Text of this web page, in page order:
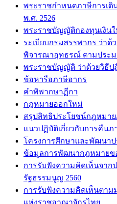
พระราชกำหนดภาษีการเ
พ.ศ. 2526
พระราชบัญญัติกองทุนเงินใ
ระเบียบกรมสรรพากร ว่า
พิจารณาอุทธรณ์ ตามประม
พระราชบัญญัติ ว่าด้วยวิธีป
ข้อหารือภาษีอากร
คำพิพากษาฏีกา
กฎหมายออกใหม่
สรุปสิทธิประโยชน์กฎหมา
แนวปฏิบัติเกี่ยวกับการคืนภ
โครงการศึกษาและพัฒนา
ข้อมูลการพัฒนากฎหมายข
การรับฟังความคิดเห็นจาก
รัฐธรรมนูญ 2560
การรับฟังความคิดเห็นตาม
แห่งราชอาณาจักรไทย